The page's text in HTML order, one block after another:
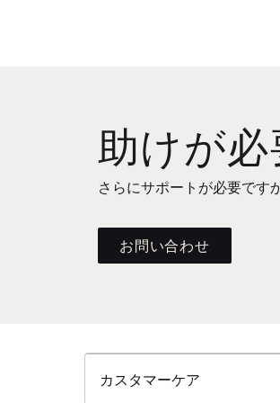
助けが
さらにサポートが必要です
お問い合わせ
カスタマーケア